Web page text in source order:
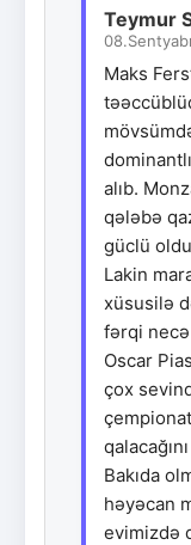
Teymur
Maks
alıb.
qələbə
güclü
Lakin
xüsusilə
fərqi necə
Oscar
çox
Bakıda
həyəcan
evimizdə